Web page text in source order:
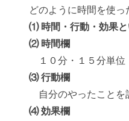
どのように時間を使っ
⑴ 時間・行動・効果
⑵ 時間欄
１０分・１５分単位
⑶ 行動欄
自分のやったことを
⑷ 効果欄